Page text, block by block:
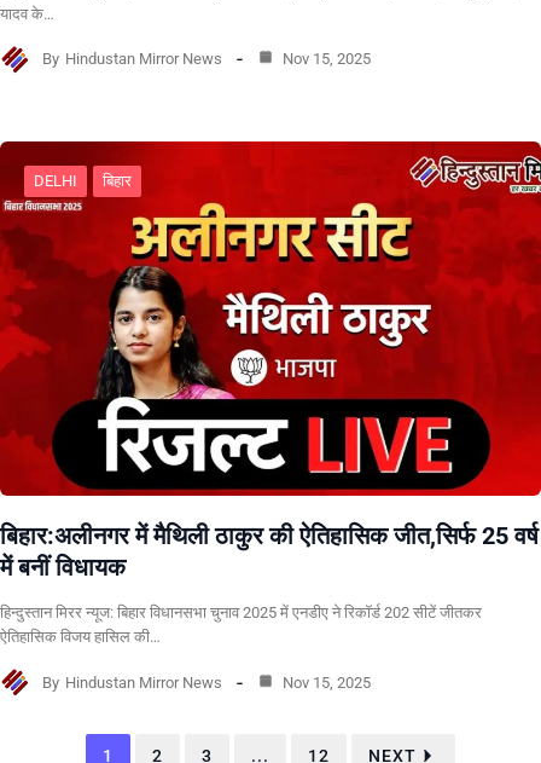
यादव के…
By Hindustan Mirror News Nov 15, 2025
DELHI बिहार
बिहार:अलीनगर में मैथिली ठाकुर की ऐतिहासिक जीत,सिर्फ 25 वर्ष
में बनीं विधायक
हिन्दुस्तान मिरर न्यूज: बिहार विधानसभा चुनाव 2025 में एनडीए ने रिकॉर्ड 202 सीटें जीतकर
ऐतिहासिक विजय हासिल की…
By Hindustan Mirror News Nov 15, 2025
1 2 3 ... 12 NEXT